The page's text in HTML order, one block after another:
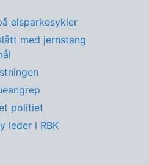
elsparkesykler
med jernstang
politiet
leder i RBK